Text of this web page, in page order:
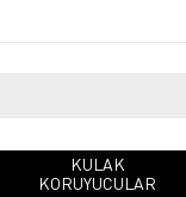
KULAK
KORUYUCULAR